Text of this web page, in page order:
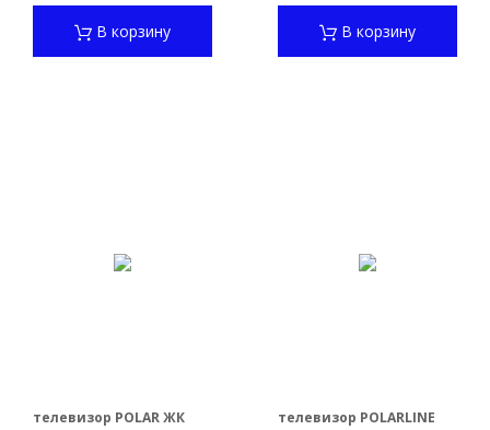
В корзину В корзину
телевизор POLAR ЖК
телевизор POLARLINE